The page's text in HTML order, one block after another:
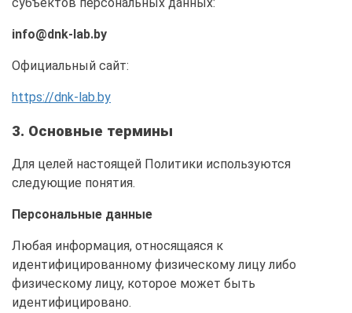
info@dnk-lab.by
Официальный сайт:
https://dnk-lab.by
3. Основные термины
Для целей настоящей Политики используются
следующие понятия.
Персональные данные
Любая информация, относящаяся к
идентифицированному физическому лицу либо
физическому лицу, которое может быть
идентифицировано.